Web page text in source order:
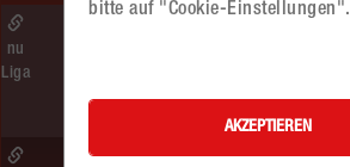
HC LINZ AG Ladies
nu
Liga
So. 07.06.2026 | 14:30 Uhr |
bitte auf "Cookie-Einstellungen".
AKZEPTIEREN